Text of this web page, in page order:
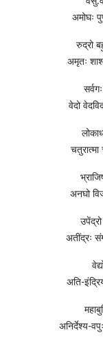
अमोघः
रुद्रो
अमृतः
वेदो
अनघो
अतींद्रः
अति-
अनिर्देश्य-